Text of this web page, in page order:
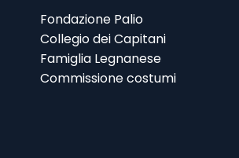
Fondazione Palio
Collegio dei Capitani
Famiglia Legnanese
Commissione costumi